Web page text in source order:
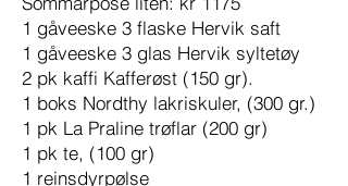
1 gåveeske 3 flaske Hervik saft
1 gåveeske 3 glas Hervik syltetøy
2 pk kaffi Kafferøst (150 gr).
1 boks Nordthy lakriskuler, (300 gr.)
1 pk La Praline trøflar (200 gr)
1 pk te, (100 gr)
1 reinsdyrpølse